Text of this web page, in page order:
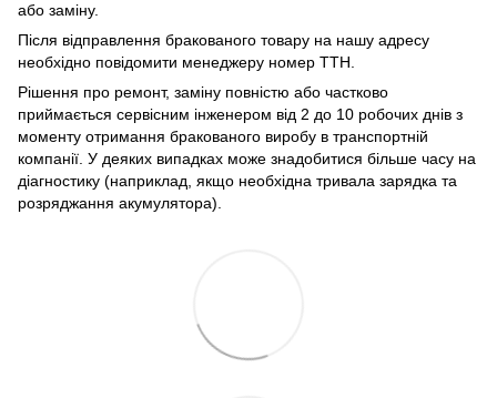
або заміну.
Після відправлення бракованого товару на нашу адресу
необхідно повідомити менеджеру номер ТТН.
Рішення про ремонт, заміну повністю або частково
приймається сервісним інженером від 2 до 10 робочих днів з
моменту отримання бракованого виробу в транспортній
компанії. У деяких випадках може знадобитися більше часу на
діагностику (наприклад, якщо необхідна тривала зарядка та
розряджання акумулятора).